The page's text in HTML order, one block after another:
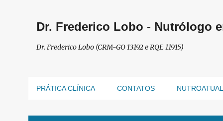
Dr. Frederico Lobo - Nutrólogo
Dr. Frederico Lobo (CRM-GO 13192 e RQE 11915)
PRÁTICA CLÍNICA CONTATOS NUTROATUAL